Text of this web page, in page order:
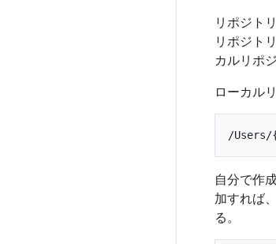
リポジト
リポジト
カルリポ
ローカル
自分で作
加すれば
る。